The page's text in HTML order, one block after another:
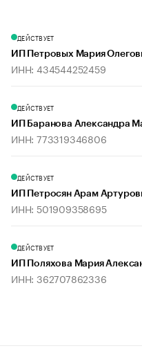
ДЕЙСТВУЕТ
ИП Петровых Мария
ИНН: 434544252459
ДЕЙСТВУЕТ
ИП Баранова Александра
ИНН: 773319346806
ДЕЙСТВУЕТ
ИП Петросян Арам
ИНН: 501909358695
ДЕЙСТВУЕТ
ИП Поляхова Мария
ИНН: 362707862336